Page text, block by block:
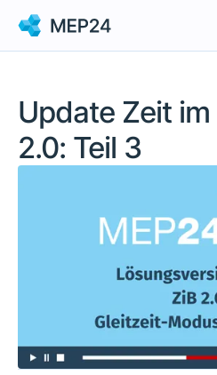
Update Zeit im
2.0: Teil 3